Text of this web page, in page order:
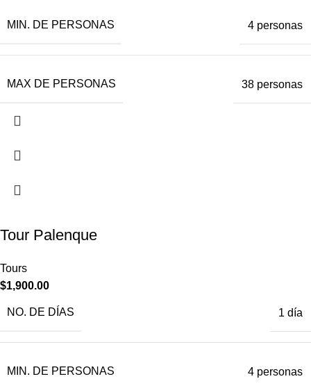
MIN. DE PERSONAS 4 personas
MAX DE PERSONAS 38 personas
Tour Palenque
Tours
$1,900.00
NO. DE DÍAS 1 día
MIN. DE PERSONAS 4 personas